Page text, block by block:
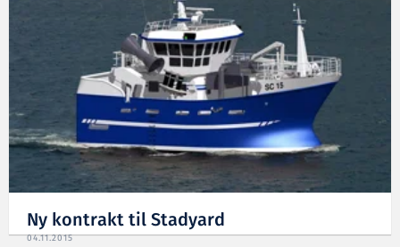
Ny kontrakt til Stadyard
04.11.2015